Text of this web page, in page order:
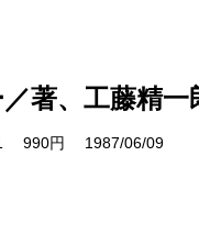
著、工藤精一
1 990円 1987/06/09